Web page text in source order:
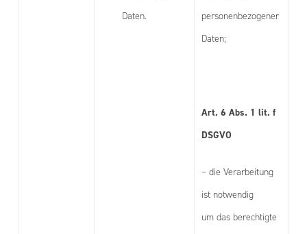
Daten.
personenbezogener
Daten;
Art. 6 Abs. 1 lit. f
DSGVO
– die Verarbeitung
ist notwendig
um das berechtigte